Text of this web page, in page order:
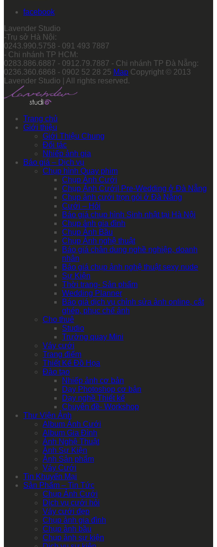
facebook
Lavender Studio
-Trụ sở Hà Nội:
0243.990.5758 - 091 493 7887
- Chi nhánh TP HCM:
0283.886.6887 - 0912.79.7887 - Chi nhánh TP Đà Nẵng:
0236.360.6868 - 0902 52 28 25 Map Copyright © 2013
Lavender Studio | All rights reserved.
Trang chủ
Giới thiệu
Giới Thiệu Chung
Đối tác
Nhiếp ảnh gia
Báo giá – Dịch vụ
Chụp hình Quay phim
Chụp Ảnh Cưới
Chụp Ảnh Cưới| Pre-Wedding ở Đà Nẵng
Chụp ảnh cưới trọn gói ở Đà Nẵng
Cưới – Hỏi
Báo giá chụp hình Sinh nhật tại Hà Nội
Chụp ảnh gia đình
Chụp Ảnh Bầu
Chụp Ảnh nghệ thuật
Báo giá chân dung nghề nghiệp, doanh
nhân
Báo giá chụp ảnh nghệ thuật sexy nude
Sự Kiện
Thời trang- Sản phẩm
Wedding Planner
Báo giá dịch vụ chỉnh sửa ảnh online, cắt
ghép, phục chế ảnh
Cho thuê
Studio
Trường quay Mini
Váy cưới
Trang điểm
Thiết Kế Đồ Họa
Đào tạo
Nhiếp ảnh cơ bản
Dạy Photoshop cơ bản
Dạy nghề Thiết kế
Chuyên đề- Workshop
Thư Viện Ảnh
Album Ảnh Cưới
Album Gia Đình
Ảnh Nghệ Thuật
Ảnh Sự Kiện
Ảnh Sản phẩm
Váy Cưới
Tin Khuyến Mại
Sản Phẩm – Tin Tức
Chụp Ảnh Cưới
Dịch vụ cưới hỏi
Váy cưới đẹp
Chụp ảnh gia đình
Chụp ảnh bầu
Chụp ảnh sự kiện